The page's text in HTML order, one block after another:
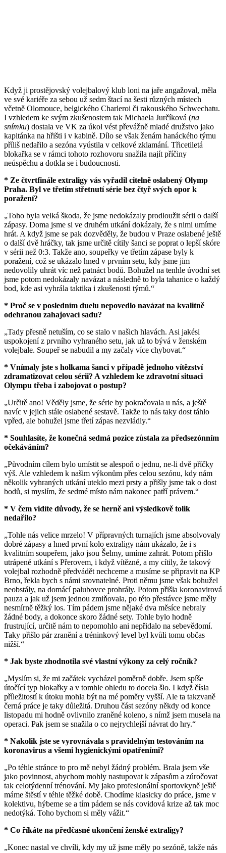
Když ji prostějovský volejbalový klub loni na jaře angažoval, měla
ve své kariéře za sebou už sedm štací na šesti různých místech
včetně Olomouce, belgického Charleroi či rakouského Schwechatu.
I vzhledem ke svým zkušenostem tak Michaela Jurčíková (na
snímku) dostala ve VK za úkol vést převážně mladé družstvo jako
kapitánka na hřišti i v kabině. Dílo se však ženám hanáckého týmu
příliš nedařilo a sezóna vyústila v celkové zklamání. Třicetiletá
blokařka se v rámci tohoto rozhovoru snažila najít příčiny
neúspěchu a dotkla se i budoucnosti.
* Ze čtvrtfinále extraligy vás vyřadil citelně oslabený Olymp
Praha. Byl ve třetím střetnutí série bez čtyř svých opor k
poražení?
„Toho byla velká škoda, že jsme nedokázaly prodloužit sérii o další
zápasy. Doma jsme si ve druhém utkání dokázaly, že s nimi umíme
hrát. A když jsme se pak dozvěděly, že budou v Praze oslabené ještě
o další dvě hráčky, tak jsme určitě cítily šanci se poprat o lepší skóre
v sérii než 0:3. Takže ano, soupeřky ve třetím zápase byly k
poražení, což se ukázalo hned v prvním setu, kdy jsme jim
nedovolily uhrát víc než patnáct bodů. Bohužel na tenhle úvodní set
jsme potom nedokázaly navázat a následně to byla tahanice o každý
bod, kde asi vyhrála taktika i zkušenosti týmů.“
* Proč se v posledním duelu nepovedlo navázat na kvalitně
odehranou zahajovací sadu?
„Tady přesně netuším, co se stalo v našich hlavách. Asi jakési
uspokojení z prvního vyhraného setu, jak už to bývá v ženském
volejbale. Soupeř se nabudil a my začaly více chybovat.“
* Vnímaly jste s holkama šanci v případě jednoho vítězství
zdramatizovat celou sérii? A vzhledem ke zdravotní situaci
Olympu třeba i zabojovat o postup?
„Určitě ano! Věděly jsme, že série by pokračovala u nás, a ještě
navíc v jejich stále oslabené sestavě. Takže to nás taky dost táhlo
vpřed, ale bohužel jsme třetí zápas nezvládly.“
* Souhlasíte, že konečná sedmá pozice zůstala za předsezónním
očekáváním?
„Původním cílem bylo umístit se alespoň o jednu, ne-li dvě příčky
výš. Ale vzhledem k našim výkonům přes celou sezónu, kdy nám
několik vyhraných utkání uteklo mezi prsty a přišly jsme tak o dost
bodů, si myslím, že sedmé místo nám nakonec patří právem.“
* V čem vidíte důvody, že se herně ani výsledkově tolik
nedařilo?
„Tohle nás velice mrzelo! V přípravných turnajích jsme absolvovaly
dobré zápasy a hned první kolo extraligy nám ukázalo, že i s
kvalitním soupeřem, jako jsou Šelmy, umíme zahrát. Potom přišlo
utrápené utkání s Přerovem, i když vítězné, a my cítily, že takový
volejbal rozhodně předvádět nechceme a musíme se připravit na KP
Brno, řekla bych s námi srovnatelné. Proti němu jsme však bohužel
neobstály, na domácí palubovce prohrály. Potom přišla koronavirová
pauza a jak už jsem jednou zmiňovala, po této přestávce jsme měly
nesmírně těžký los. Tím pádem jsme nějaké dva měsíce nebraly
žádné body, a dokonce skoro žádné sety. Tohle bylo hodně
frustrující, určitě nám to nepomohlo ani nepřidalo na sebevědomí.
Taky přišlo pár zranění a tréninkový level byl kvůli tomu občas
nižší.“
* Jak byste zhodnotila své vlastní výkony za celý ročník?
„Myslím si, že mi začátek vycházel poměrně dobře. Jsem spíše
útočící typ blokařky a v tomhle ohledu to docela šlo. I když čísla
příležitostí k útoku mohla být na mé poměry vyšší. Ale ta takzvaně
černá práce je taky důležitá. Druhou část sezóny někdy od konce
listopadu mi hodně ovlivnilo zraněné koleno, s nímž jsem musela na
operaci. Pak jsem se snažila o co nejrychlejší návrat do hry.“
* Nakolik jste se vyrovnávala s pravidelným testováním na
koronavirus a všemi hygienickými opatřeními?
„Po téhle stránce to pro mě nebyl žádný problém. Brala jsem vše
jako povinnost, abychom mohly nastupovat k zápasům a zúročovat
tak celotýdenní trénování. My jako profesionální sportovkyně ještě
máme štěstí v téhle těžké době. Chodíme klasicky do práce, jsme v
kolektivu, hýbeme se a tím pádem se nás covidová krize až tak moc
nedotýká. Toho bychom si měly vážit.“
* Co říkáte na předčasné ukončení ženské extraligy?
„Konec nastal ve chvíli, kdy my už jsme měly po sezóně, takže nás